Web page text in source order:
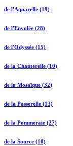
de l'Aquarelle (19)
de l'Envolée (28)
de l'Odyssée (15)
de la Chanterelle (10)
de la Mosaïque (32)
de la Passerelle (13)
de la Pommeraie (27)
de la Source (10)